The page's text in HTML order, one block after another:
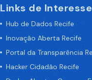
Links de Interesse
Hub de Dados Recife
Inovação Aberta Recife
Portal da Transparência
Hacker Cidadão Recife